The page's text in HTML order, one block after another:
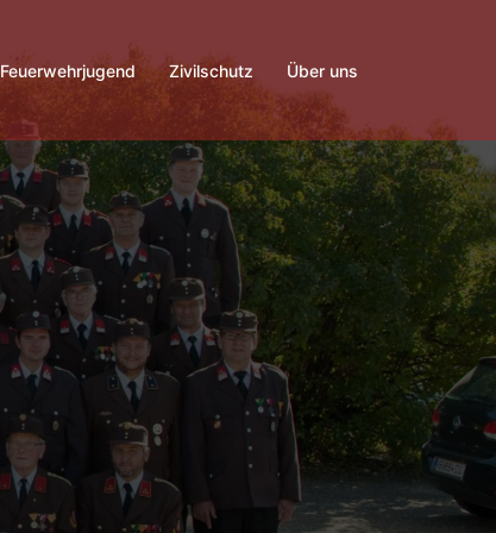
Feuerwehrjugend Zivilschutz Über uns